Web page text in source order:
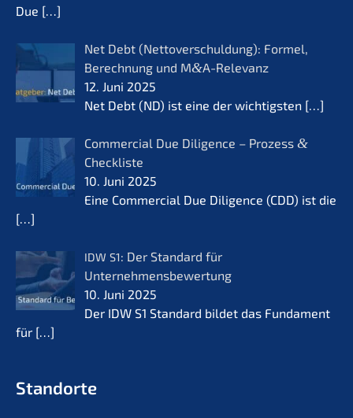
Due […]
Net Debt (Netto­ver­schul­dung): Formel,
Berech­nung und M&A-Relevanz
12. Juni 2025
Net Debt (ND) ist eine der wichtigs­ten […]
Commer­cial Due Diligence – Prozess &
Checkliste
10. Juni 2025
Eine Commer­cial Due Diligence (CDD) ist die
[…]
IDW S1: Der Standard für
Unternehmensbewertung
10. Juni 2025
Der IDW S1 Standard bildet das Funda­ment
für […]
Standorte